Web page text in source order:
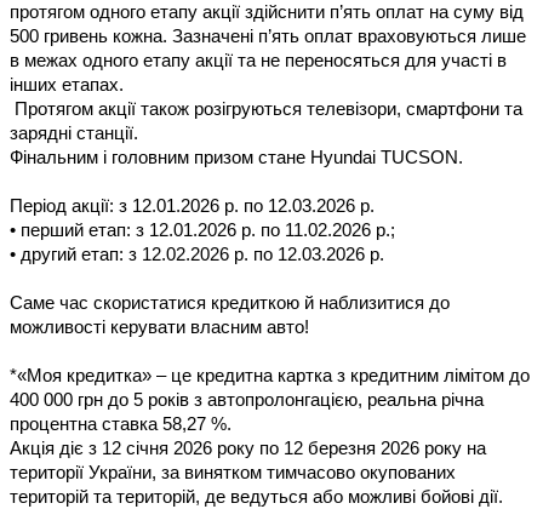
протягом одного етапу акції здійснити п’ять оплат на суму від
500 гривень кожна. Зазначені п’ять оплат враховуються лише
в межах одного етапу акції та не переносяться для участі в
інших етапах.
Протягом акції також розігруються телевізори, смартфони та
зарядні станції.
Фінальним і головним призом стане Hyundai TUCSON.
Період акції: з 12.01.2026 р. по 12.03.2026 р.
• перший етап: з 12.01.2026 р. по 11.02.2026 р.;
• другий етап: з 12.02.2026 р. по 12.03.2026 р.
Саме час скористатися кредиткою й наблизитися до
можливості керувати власним авто!
*«Моя кредитка» – це кредитна картка з кредитним лімітом до
400 000 грн до 5 років з автопролонгацією, реальна річна
процентна ставка 58,27 %.
Акція діє з 12 cічня 2026 року по 12 березня 2026 року на
території України, за винятком тимчасово окупованих
територій та територій, де ведуться або можливі бойові дії.